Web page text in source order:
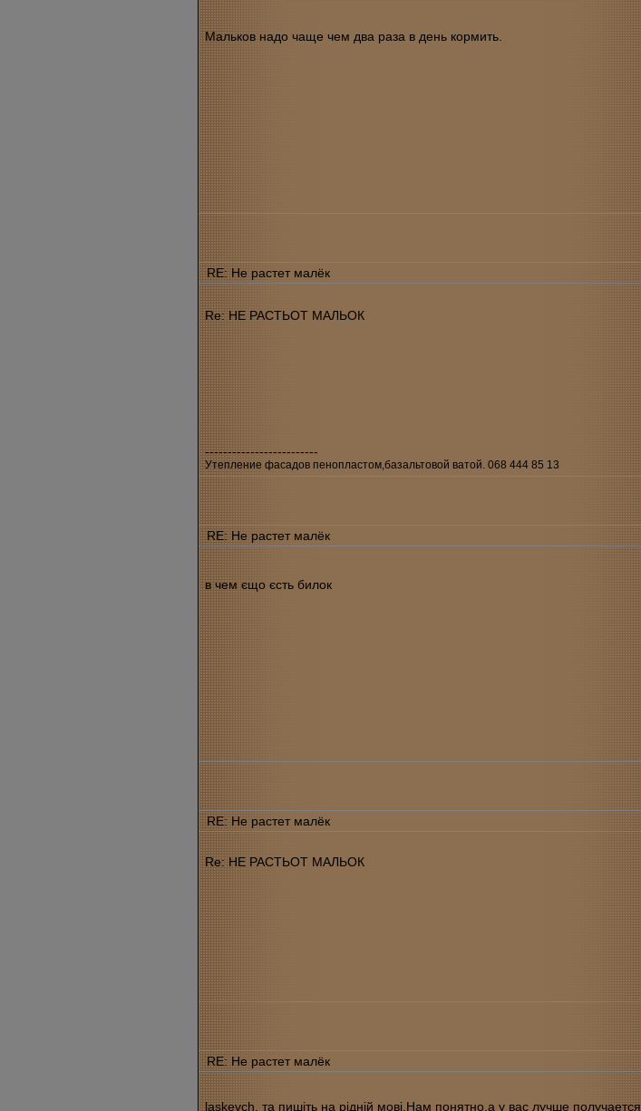
Мальков надо чаще чем два раза в день кормить.
RE: Не растет малёк
Re: НЕ РАСТЬОТ МАЛЬОК
-------------------------
Утепление фасадов пенопластом,базальтовой ватой. 068 444 85 13
RE: Не растет малёк
в чем єщо єсть билок
RE: Не растет малёк
Re: НЕ РАСТЬОТ МАЛЬОК
RE: Не растет малёк
laskevch, та пишiть на рiднiй мовi.Нам понятно,а у вас лучше получается.